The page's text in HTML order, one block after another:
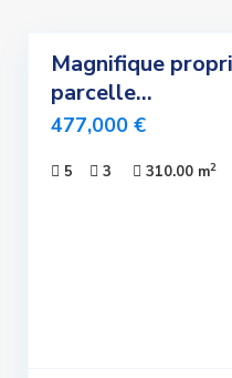
Magnifique
parcelle...
477,000 €
5 3 310.00 m2